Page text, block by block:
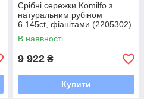
Срібні сережки Komilfo з
натуральним рубіном
6.145ct, фіанітами (2205302)
В наявності
9 922 ₴
Купити